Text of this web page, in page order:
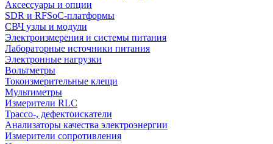
Аксессуары и опции
SDR и RFSoC‑платформы
СВЧ узлы и модули
Электроизмерения и системы питания
Лабораторные источники питания
Электронные нагрузки
Вольтметры
Токоизмерительные клещи
Мультиметры
Измерители RLC
Трассо-, дефектоискатели
Анализаторы качества электроэнергии
Измерители сопротивления